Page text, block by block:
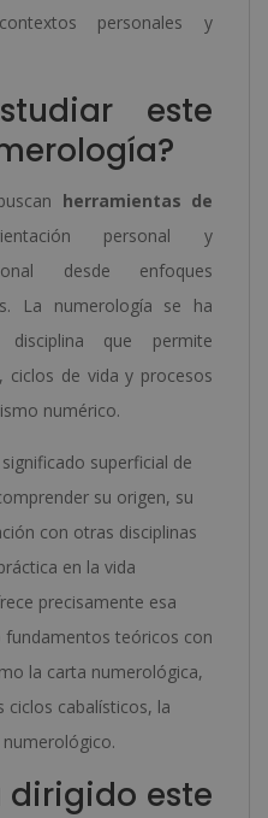
personales y
este
herramientas de
personal y
desde enfoques
La numerología se ha
que permite
ciclos de vida y procesos
numérico.
superficial de
su origen, su
con otras disciplinas
en la vida
precisamente esa
teóricos con
la carta numerológica,
cabalísticos, la
dirigido este